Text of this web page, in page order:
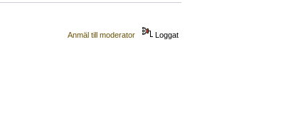
Anmäl till moderator Loggat